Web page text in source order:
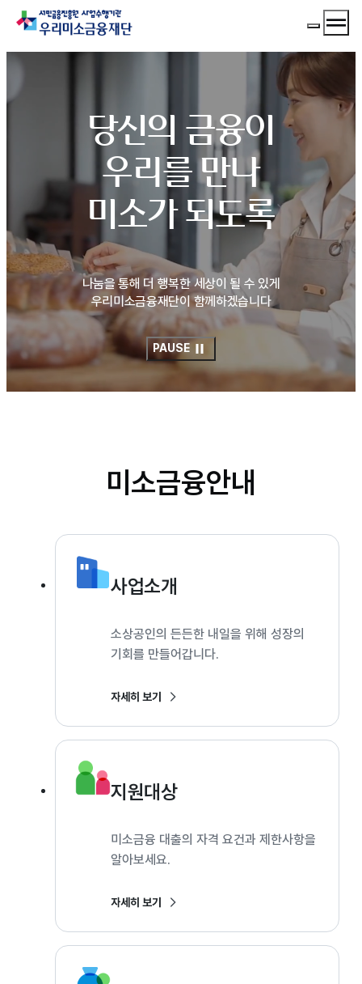
메뉴 열기
메뉴
당신의 금융이
우리를 만나
미소가 되도록
나눔을 통해 더 행복한 세상이 될 수 있게
우리미소금융재단이 함께하겠습니다
PAUSE
미소금융안내
사업소개
소상공인의 든든한 내일을 위해 성장의
기회를 만들어갑니다.
자세히 보기
지원대상
미소금융 대출의 자격 요건과 제한사항을
알아보세요.
자세히 보기